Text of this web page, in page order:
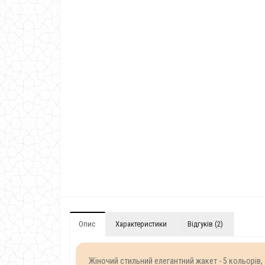
Опис Характеристики Відгуків (2)
Жіночий стильний елегантний жакет - 5 кольорів,